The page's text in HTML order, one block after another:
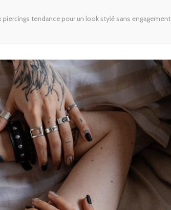
piercings tendance pour un look stylé sans engagement